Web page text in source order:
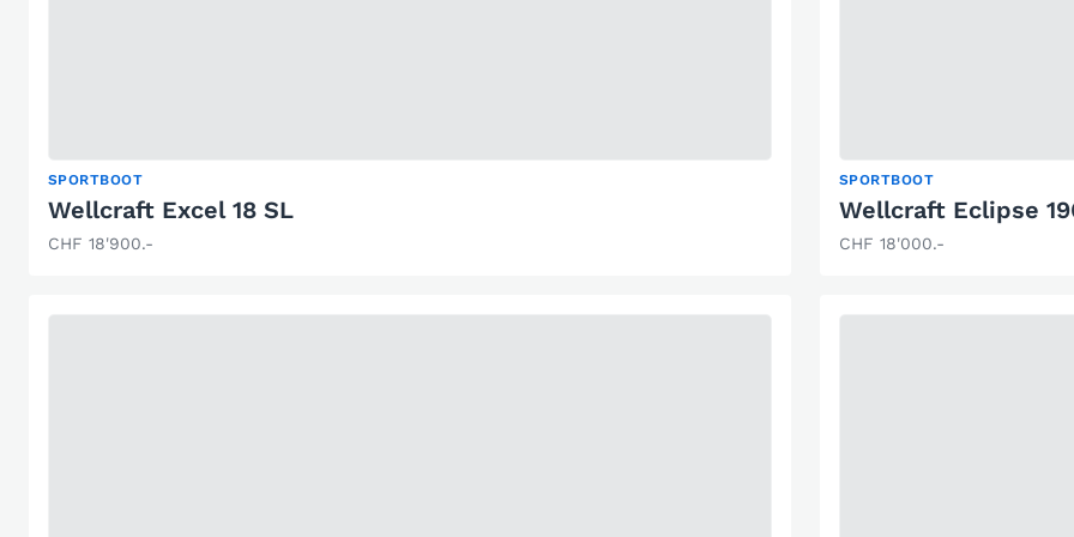
SPORTBOOT
Wellcraft Excel 18 SL
CHF 18'900.-
SPORTBOOT
Wellcraft Eclipse
CHF 18'000.-